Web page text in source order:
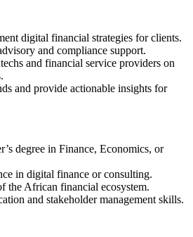
digital financial strategies for clients.
and compliance support.
and financial service providers on
and provide actionable insights for
degree in Finance, Economics, or
in digital finance or consulting.
the African financial ecosystem.
and stakeholder management skills.